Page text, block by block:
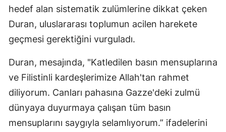
hedef alan sistematik zulümlerine dikkat çeken
Duran, uluslararası toplumun acilen harekete
geçmesi gerektiğini vurguladı.
Duran, mesajında, "Katledilen basın mensuplarına
ve Filistinli kardeşlerimize Allah'tan rahmet
diliyorum. Canları pahasına Gazze'deki zulmü
dünyaya duyurmaya çalışan tüm basın
mensuplarını saygıyla selamlıyorum.” ifadelerini